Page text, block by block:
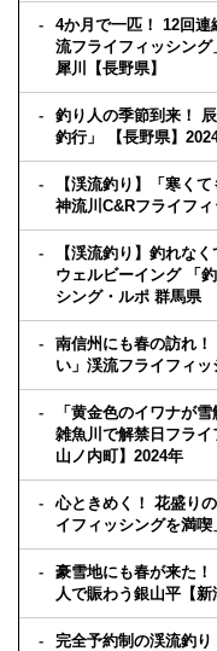
4か月で一匹！ 12回
流フライフィッシン
犀川【長野県】
釣り人の季節到来！
釣行」 【長野県】
【渓流釣り】「寒く
神流川C&Rフライフ
【渓流釣り】釣れな
ウェルビーイング 「
シング・ルポ 群馬県
南信州にも春の訪れ
い」渓流フライフィッ
「黄金色のイワナが
雑魚川で解禁日フラ
山ノ内町】2024年
心ときめく！ 花盛り
イフィッシングを満喫
豪雪地にも春が来た
人で賑わう銀山平【
完全予約制の渓流釣